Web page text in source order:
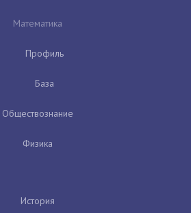
Математика
Профиль
База
Обществознание
Физика
История